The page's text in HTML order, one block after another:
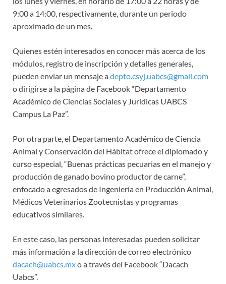
9:00 a 14:00, respectivamente, durante un periodo
aproximado de un mes.
Quienes estén interesados en conocer más acerca de los
módulos, registro de inscripción y detalles generales,
pueden enviar un mensaje adepto.csyj.uabcs@gmail.com
o dirigirse a la página de Facebook “Departamento
Académico de Ciencias Sociales y Jurídicas UABCS
Campus La Paz”.
Por otra parte, el Departamento Académico de Ciencia
Animal y Conservación del Hábitat ofrece el diplomado y
curso especial, “Buenas prácticas pecuarias en el manejo y
producción de ganado bovino productor de carne”,
enfocado a egresados de Ingeniería en Producción Animal,
Médicos Veterinarios Zootecnistas y programas
educativos similares.
En este caso, las personas interesadas pueden solicitar
más información a la dirección de correo electrónico
dacach@uabcs.mxo a través del Facebook “Dacach
Uabcs”.